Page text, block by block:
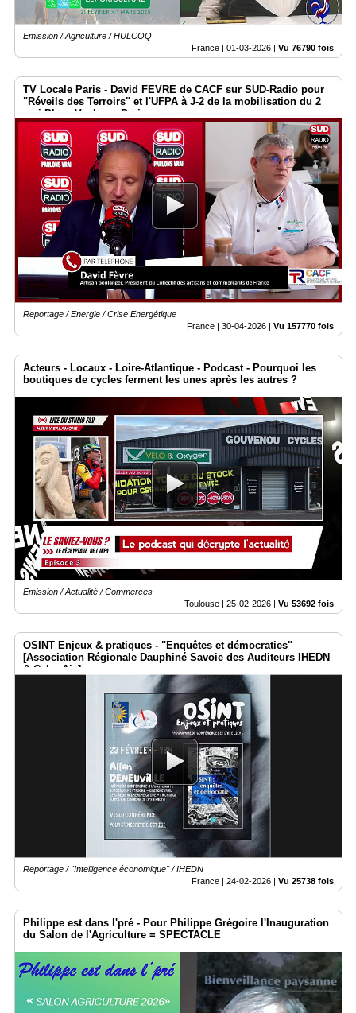
Emission / Agriculture / HULCOQ
France | 01-03-2026 Vu 76790 fois
TV Locale Paris - David FEVRE de CACF sur SUD-Radio pour
"Réveils des Terroirs" et l'UFPA à J-2 de la mobilisation du 2
mai Place Vauban - Paris
Reportage / Energie / Crise Energétique
France | 30-04-2026 | Vu 157770 fois
Acteurs - Locaux - Loire-Atlantique - Podcast - Pourquoi les
boutiques de cycles ferment les unes après les autres ?
Emission / Actualité / Commerces
Toulouse | 25-02-2026 | Vu 53692 fois
OSINT Enjeux & pratiques - "Enquêtes et démocraties"
[Association Régionale Dauphiné Savoie des Auditeurs IHEDN
& CyberAix]
Reportage / "Intelligence économique" / IHEDN
France | 24-02-2026 Vu 25738 fois
Philippe est dans l'pré - Pour Philippe Grégoire l'Inauguration
du Salon de l'Agriculture = SPECTACLE